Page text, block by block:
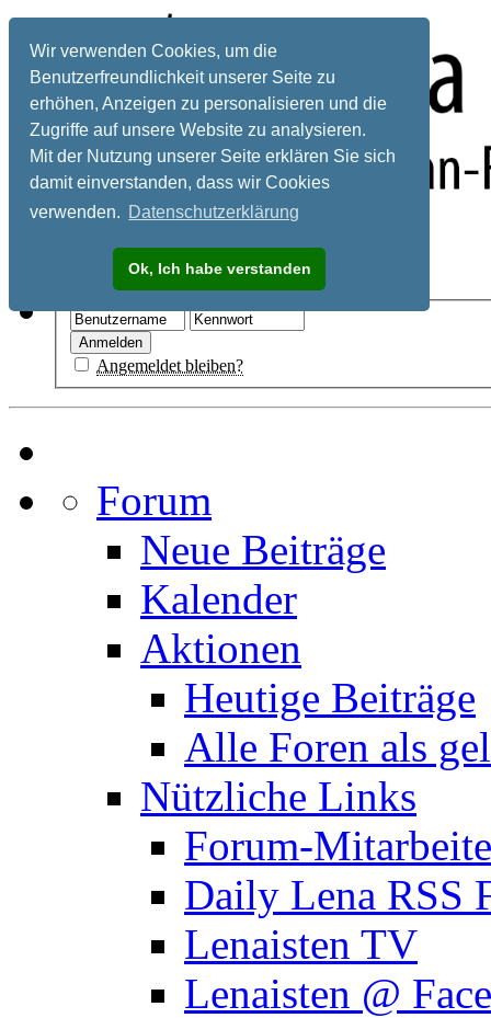
Wir verwenden Cookies, um die
Benutzerfreundlichkeit unserer Seite zu
erhöhen, Anzeigen zu personalisieren und die
Zugriffe auf unsere Website zu analysieren.
Mit der Nutzung unserer Seite erklären Sie sich
damit einverstanden, dass wir Cookies
verwenden. Datenschutzerklärung
Ok, Ich habe verstanden
Registrieren
Angemeldet bleiben?
Forum
Neue Beiträge
Kalender
Aktionen
Heutige Beiträge
Alle Foren als
Nützliche Links
Forum-
Daily Lena RSS
Lenaisten TV
Lenaisten @